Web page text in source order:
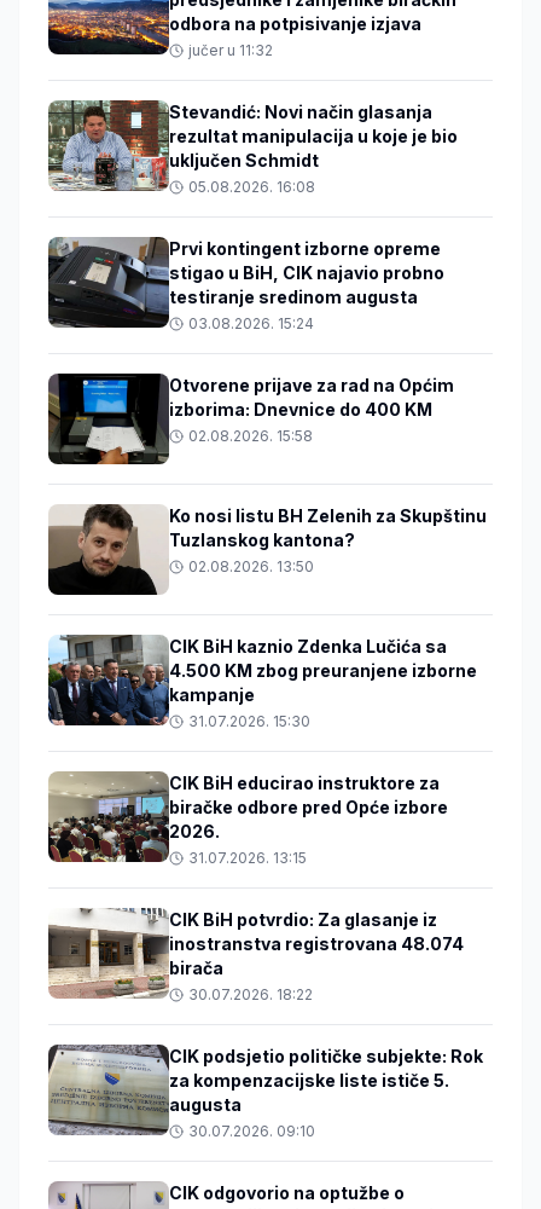
odbora na potpisivanje izjava
jučer u 11:32
Stevandić: Novi način glasanja
rezultat manipulacija u koje je bio
uključen Schmidt
05.08.2026. 16:08
Prvi kontingent izborne opreme
stigao u BiH, CIK najavio probno
testiranje sredinom augusta
03.08.2026. 15:24
Otvorene prijave za rad na Općim
izborima: Dnevnice do 400 KM
02.08.2026. 15:58
Ko nosi listu BH Zelenih za Skupštinu
Tuzlanskog kantona?
02.08.2026. 13:50
CIK BiH kaznio Zdenka Lučića sa
4.500 KM zbog preuranjene izborne
kampanje
31.07.2026. 15:30
CIK BiH educirao instruktore za
biračke odbore pred Opće izbore
2026.
31.07.2026. 13:15
CIK BiH potvrdio: Za glasanje iz
inostranstva registrovana 48.074
birača
30.07.2026. 18:22
CIK podsjetio političke subjekte: Rok
za kompenzacijske liste ističe 5.
augusta
30.07.2026. 09:10
CIK odgovorio na optužbe o